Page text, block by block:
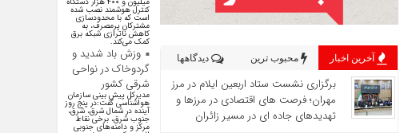
آخرین اخبار محبوب ترین دیدگاهها
برگزاری نشست ستاد اربعین ایلام در مرز
مهران؛ فرصت‌ های اقتصادی در مرزها و
تهدیدهای جاده‌ ای در مسیر زائران
کنترل هوشمند نصب شده
است که با محدودسازی
مشترکان پرمصرف، به
کاهش ناترازی شبکه برق
کمک می‌کند.
وزش باد شدید و
گردوخاک در نواحی
شرقی کشور
مدیرکل پیش بینی سازمان
هواشناسی گفت:در پنج روز
آینده در شمال شرق، شرق،
جنوب شرق، برخی نقاط
مرکز و دامنه‌های جنوبی